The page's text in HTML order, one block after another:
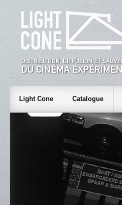
Light Cone Catalogue